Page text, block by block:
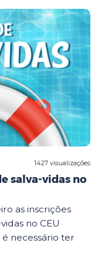
1427 visualizações
salva-vidas no
as inscrições
no CEU
é necessário ter